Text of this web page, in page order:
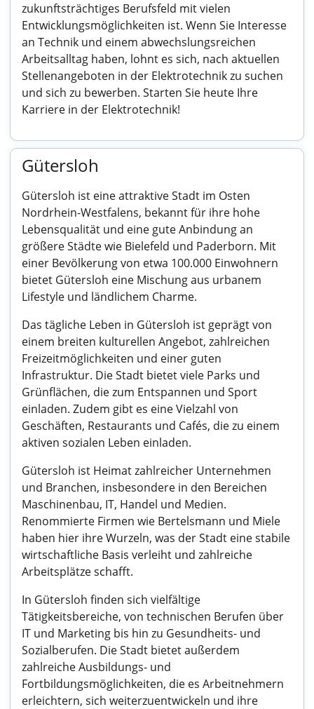
zukunftsträchtiges Berufsfeld mit vielen
Entwicklungsmöglichkeiten ist. Wenn Sie Interesse
an Technik und einem abwechslungsreichen
Arbeitsalltag haben, lohnt es sich, nach aktuellen
Stellenangeboten in der Elektrotechnik zu suchen
und sich zu bewerben. Starten Sie heute Ihre
Karriere in der Elektrotechnik!
Gütersloh
Gütersloh ist eine attraktive Stadt im Osten
Nordrhein-Westfalens, bekannt für ihre hohe
Lebensqualität und eine gute Anbindung an
größere Städte wie Bielefeld und Paderborn. Mit
einer Bevölkerung von etwa 100.000 Einwohnern
bietet Gütersloh eine Mischung aus urbanem
Lifestyle und ländlichem Charme.
Das tägliche Leben in Gütersloh ist geprägt von
einem breiten kulturellen Angebot, zahlreichen
Freizeitmöglichkeiten und einer guten
Infrastruktur. Die Stadt bietet viele Parks und
Grünflächen, die zum Entspannen und Sport
einladen. Zudem gibt es eine Vielzahl von
Geschäften, Restaurants und Cafés, die zu einem
aktiven sozialen Leben einladen.
Gütersloh ist Heimat zahlreicher Unternehmen
und Branchen, insbesondere in den Bereichen
Maschinenbau, IT, Handel und Medien.
Renommierte Firmen wie Bertelsmann und Miele
haben hier ihre Wurzeln, was der Stadt eine stabile
wirtschaftliche Basis verleiht und zahlreiche
Arbeitsplätze schafft.
In Gütersloh finden sich vielfältige
Tätigkeitsbereiche, von technischen Berufen über
IT und Marketing bis hin zu Gesundheits- und
Sozialberufen. Die Stadt bietet außerdem
zahlreiche Ausbildungs- und
Fortbildungsmöglichkeiten, die es Arbeitnehmern
erleichtern, sich weiterzuentwickeln und ihre